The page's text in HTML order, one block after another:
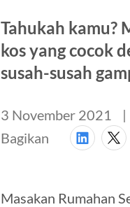
Tahukah kamu?
kos yang cocok
susah-susah
3 November 2021
Bagikan
Masakan Rumahan